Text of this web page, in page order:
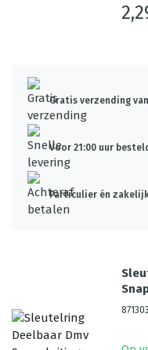
Gratis verzending
Voor 21:00 uur
Particulier én